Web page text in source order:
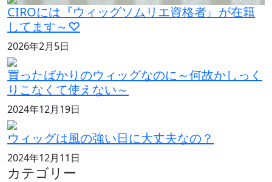
CIROには『ウィッグソムリエ資格者』が在籍
してます～♡
2026年2月5日
買ったばかりのウィッグなのに～何故かしっく
りこなくて使えない～
2024年12月19日
ウィッグは風の強い日に大丈夫なの？
2024年12月11日
カテゴリー